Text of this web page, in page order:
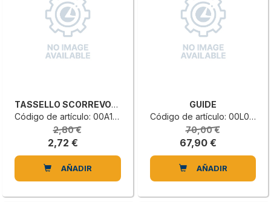
TASSELLO SCORREVOLE 8 ACCIAIO M6
Código de artículo: 00A1004335H
2,80 €
2,72 €
AÑADIR
GUIDE
Código de artículo: 00L0523709H
70,00 €
67,90 €
AÑADIR